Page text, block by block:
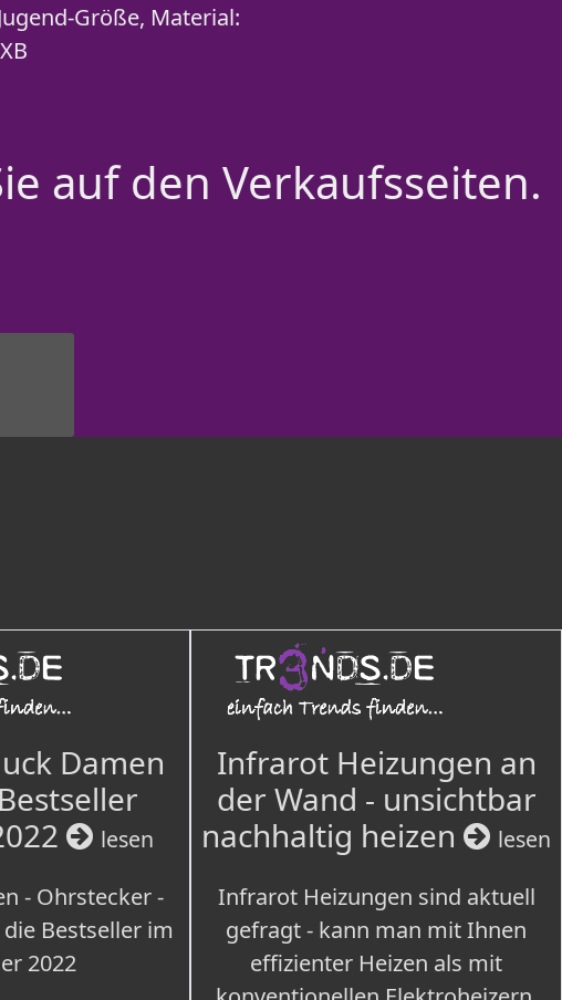
Größe, Material:
auf den Verkaufsseiten.
Damen
lesen
- Ohrstecker -
Bestseller im
2022
Infrarot Heizungen an
der Wand - unsichtbar
nachhaltig heizen
lesen
Infrarot Heizungen sind aktuell
gefragt - kann man mit Ihnen
effizienter Heizen als mit